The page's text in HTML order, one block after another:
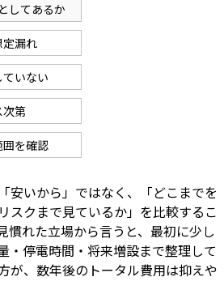
してあるか
定漏れ
いない
次第
を確認
安いから」ではなく、「どこまでを
スクまで見ているか」を比較するこ
慣れた立場から言うと、最初に少し
・停電時間・将来増設まで整理して
が、数年後のトータル費用は抑えや